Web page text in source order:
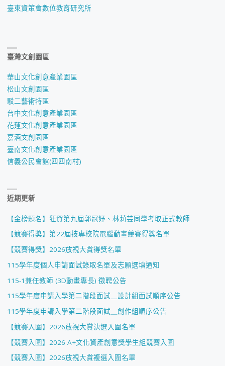
臺東資策會數位教育研究所
臺灣文創園區
華山文化創意產業園區
松山文創園區
駁二藝術特區
台中文化創意產業園區
花蓮文化創意產業園區
嘉酒文創園區
臺南文化創意產業園區
信義公民會館(四四南村)
近期更新
【金榜題名】狂賀第九屆郭冠妤、林莉芸同學考取正式教師
【競賽得獎】第22屆技專校院電腦動畫競賽得獎名單
【競賽得獎】2026放視大賞得獎名單
115學年度個人申請面試錄取名單及志願選填通知
115-1兼任教師 (3D動畫專長) 徵聘公告
115學年度申請入學第二階段面試＿設計組面試順序公告
115學年度申請入學第二階段面試＿創作組順序公告
【競賽入圍】2026放視大賞決選入圍名單
【競賽入圍】2026 A+文化資產創意獎學生組競賽入圍
【競賽入圍】2026放視大賞複選入圍名單